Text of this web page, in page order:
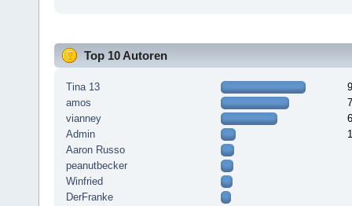
Top 10 Autoren
Tina 13
amos
vianney
Admin
Aaron Russo
peanutbecker
Winfried
DerFranke